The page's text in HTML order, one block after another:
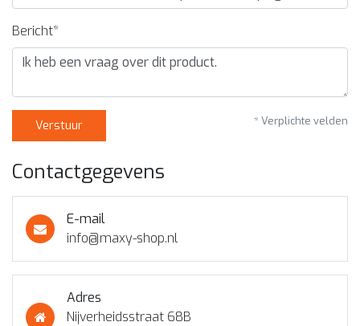
Bericht*
Verstuur * Verplichte velden
Contactgegevens
E-mail
info@maxy-shop.nl
Adres
Nijverheidsstraat 68B